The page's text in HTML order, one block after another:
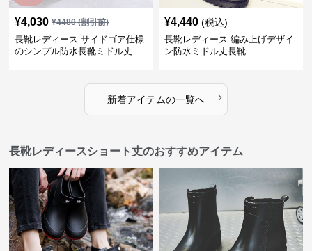
¥4,030 ¥4480(割引前)
長靴レディース サイドゴア仕様
のシンプル防水長靴ミドル丈
¥4,440 (税込)
長靴レディース 編み上げデザイ
ン防水ミドル丈長靴
新着アイテムの一覧へ ›
長靴レディースショート丈のおすすめアイテム